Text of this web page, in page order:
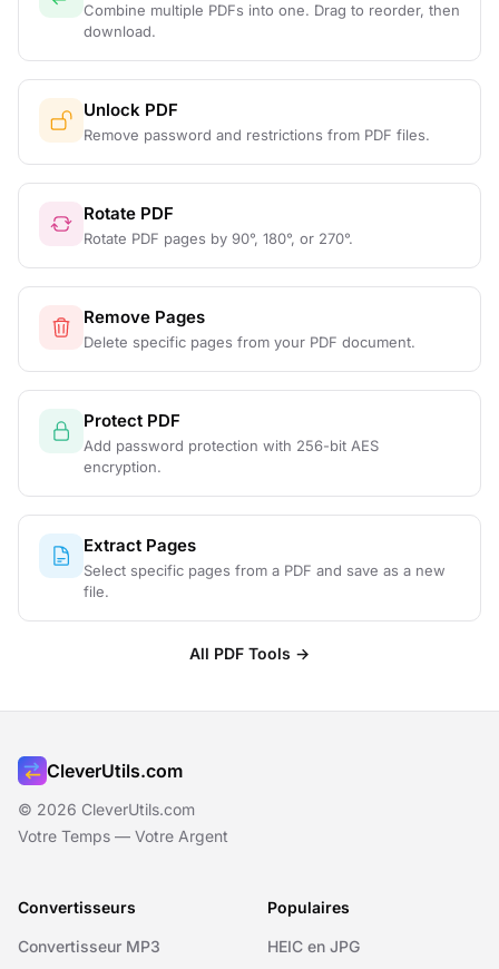
Combine multiple PDFs into one. Drag to reorder, then
download.
Unlock PDF
Remove password and restrictions from PDF files.
Rotate PDF
Rotate PDF pages by 90°, 180°, or 270°.
Remove Pages
Delete specific pages from your PDF document.
Protect PDF
Add password protection with 256-bit AES
encryption.
Extract Pages
Select specific pages from a PDF and save as a new
file.
All PDF Tools →
CleverUtils.com
© 2026 CleverUtils.com
Votre Temps — Votre Argent
Convertisseurs
Convertisseur MP3
Populaires
HEIC en JPG